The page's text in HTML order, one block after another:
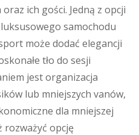
ich gości. Jedną z opcji
samochodu
może dodać elegancji
tło do sesji
jest organizacja
lub mniejszych vanów,
dla mniejszej
rozważyć opcję